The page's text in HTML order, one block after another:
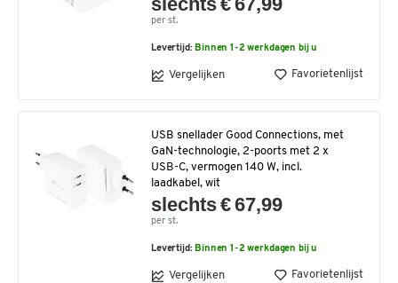
per st.
Levertijd: Binnen 1-2 werkdagen bij u
Vergelijken Favorietenlijst
USB snellader Good Connections, met
GaN-technologie, 2-poorts met 2 x
USB-C, vermogen 140 W, incl.
laadkabel, wit
slechts € 67,99
per st.
Levertijd: Binnen 1-2 werkdagen bij u
Vergelijken Favorietenlijst